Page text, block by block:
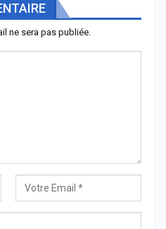
ne sera pas publiée.